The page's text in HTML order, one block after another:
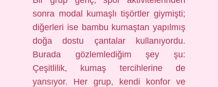
sonra modal kumaşlı tişörtler giymişti;
diğerleri ise bambu kumaştan yapılmış
doğa dostu çantalar kullanıyordu.
Burada gözlemlediğim şey şu:
Çeşitlilik, kumaş tercihlerine de
yansıyor. Her grup, kendi konfor ve